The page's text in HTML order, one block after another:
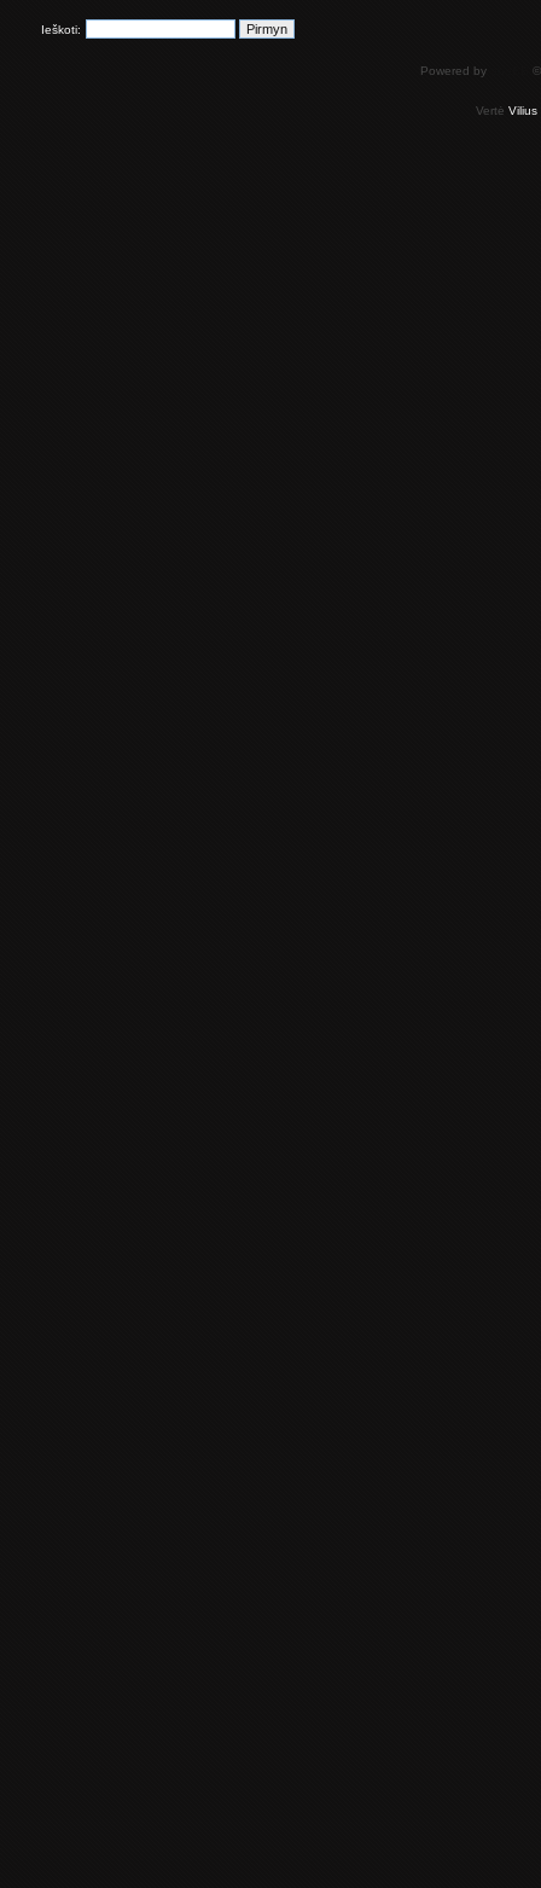
Ieškoti:
Powered by
Vertė Vilius